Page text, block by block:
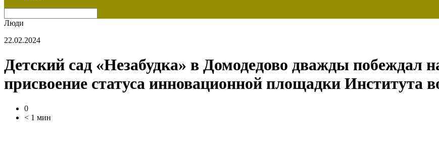
Люди
22.02.2024
Детский сад «Незабудка» в Домодедово дважды побеждал
присвоение статуса инновационной площадки Института
0
< 1 мин